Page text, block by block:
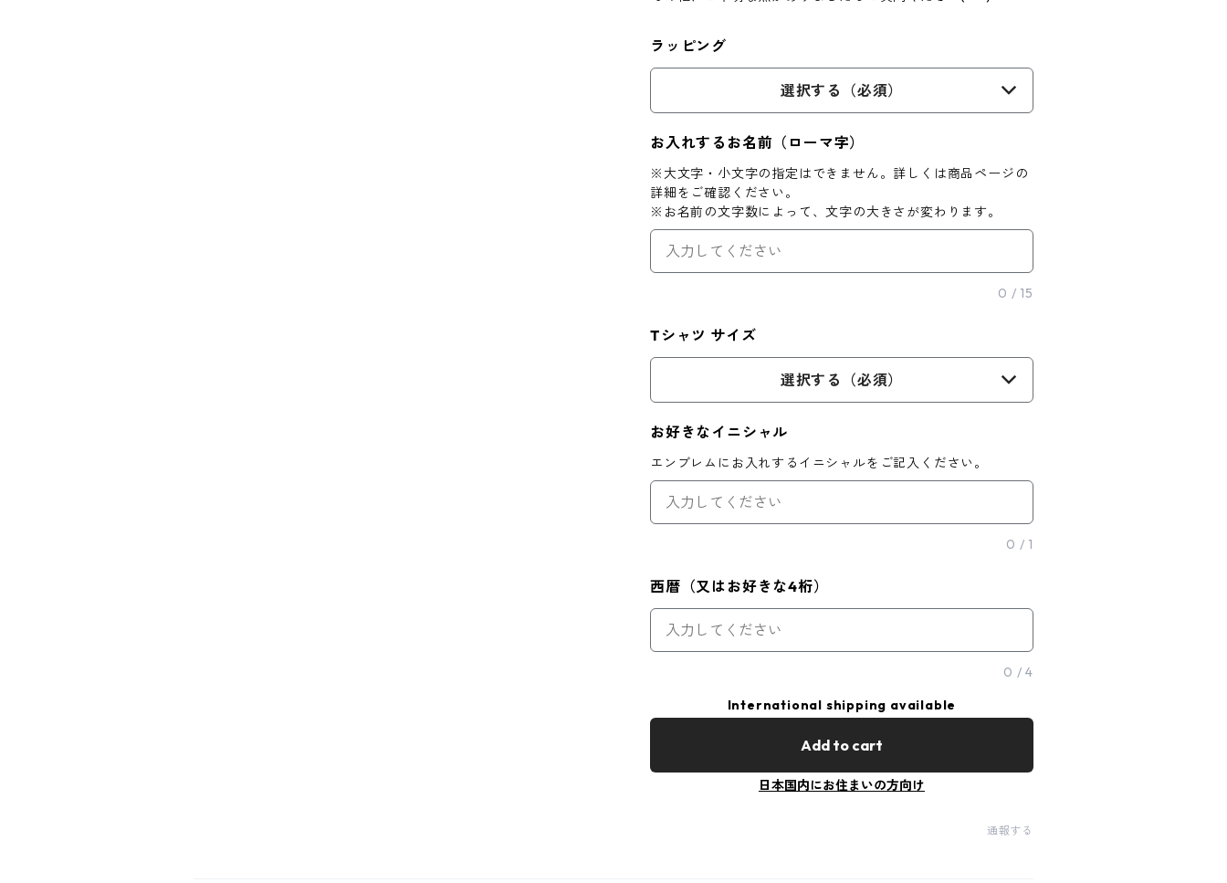
ラッピング
選択する（必須）
お入れするお名前（ローマ字）
※大文字・小文字の指定はできません。詳しくは商品ページの
詳細をご確認ください。
※お名前の文字数によって、文字の大きさが変わります。
0 / 15
Tシャツ サイズ
選択する（必須）
お好きなイニシャル
エンブレムにお入れするイニシャルをご記入ください。
0 / 1
西暦（又はお好きな4桁）
0 /4
International shipping available
Add to cart
日本国内にお住まいの方向け
通報する